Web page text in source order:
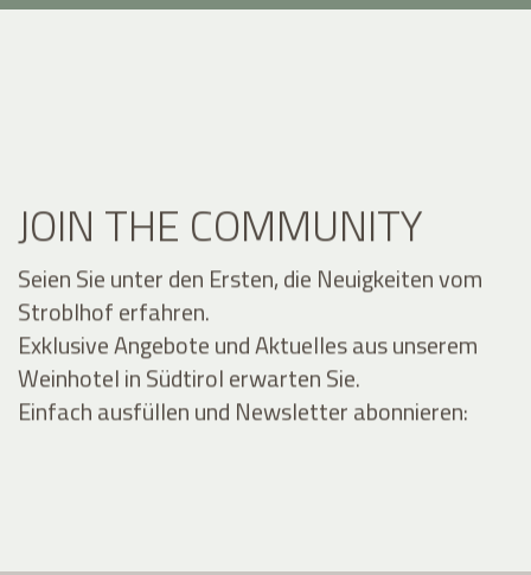
JOIN THE COMMUNITY
Seien Sie unter den Ersten, die Neuigkeiten vom
Stroblhof erfahren.
Exklusive Angebote und Aktuelles aus unserem
Weinhotel in Südtirol erwarten Sie.
Einfach ausfüllen und Newsletter abonnieren: